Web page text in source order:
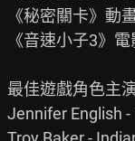
《秘密關卡》動
《音速小子3》電
最佳遊戲角色主
Jennifer English